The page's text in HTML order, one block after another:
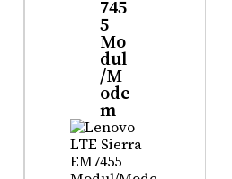
745
5
Mo
dul
/M
ode
m